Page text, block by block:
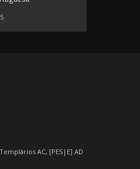
AC, [PES|E] AD